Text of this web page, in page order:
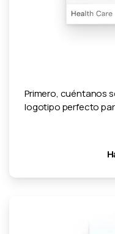
Primero, cuéntanos
logotipo perfecto